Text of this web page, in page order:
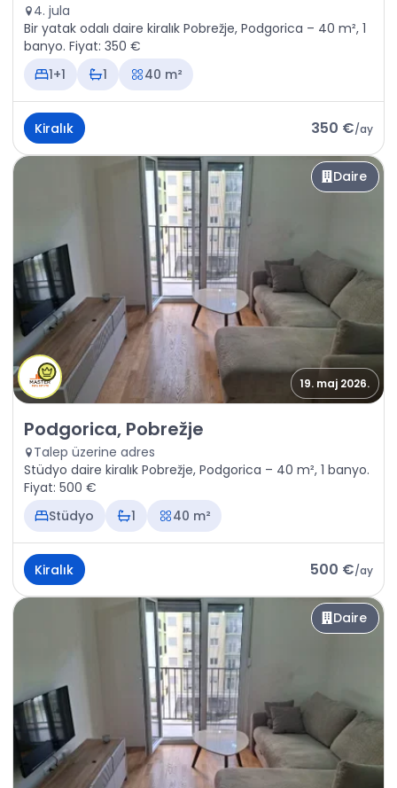
4. jula
Bir yatak odalı daire kiralık Pobrežje, Podgorica – 40 m², 1
banyo. Fiyat: 350 €
1+1
1 40 m²
Kiralık 350 €/ay
Daire
19. maj 2026.
Kiralık - Daire Podgorica, Pobrežje
Podgorica, Pobrežje
Talep üzerine adres
Stüdyo daire kiralık Pobrežje, Podgorica – 40 m², 1 banyo.
Fiyat: 500 €
Stüdyo
1 40 m²
Kiralık 500 €/ay
Daire